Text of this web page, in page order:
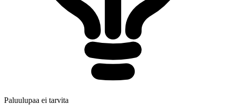
Paluulupaa ei tarvita